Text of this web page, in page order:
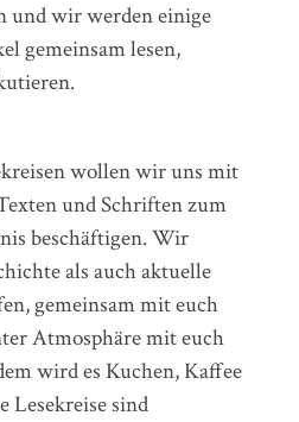
und wir werden einige
gemeinsam lesen,
wollen wir uns mit
und Schriften zum
beschäftigen. Wir
als auch aktuelle
gemeinsam mit euch
Atmosphäre mit euch
wird es Kuchen, Kaffee
Lesekreise sind